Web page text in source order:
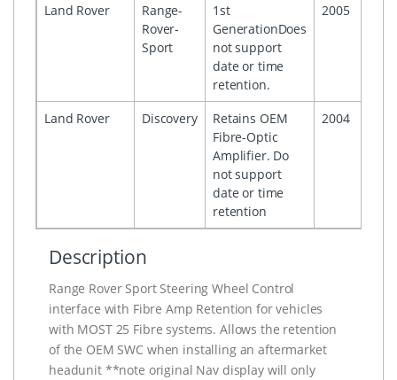
Land Rover
Range-
Rover-
Sport
1st
GenerationDoes
not support
date or time
retention.
2005
Land Rover Discovery
Retains OEM
Fibre-Optic
Amplifier. Do
not support
date or time
retention
2004
Description
Range Rover Sport Steering Wheel Control
interface with Fibre Amp Retention for vehicles
with MOST 25 Fibre systems. Allows the retention
of the OEM SWC when installing an aftermarket
headunit **note original Nav display will only